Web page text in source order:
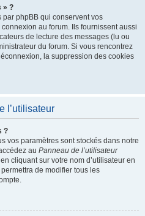
» ?
phpBB qui conservent vos
au forum. Ils fournissent aussi
de lecture des messages (lu ou
du forum. Si vous rencontrez
la suppression des cookies
l’utilisateur
?
vos paramètres sont stockés dans notre
au Panneau de l’utilisateur
cliquant sur votre nom d’utilisateur en
de modifier tous les